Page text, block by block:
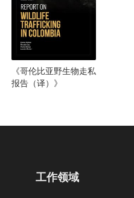
《哥伦比亚野生物走私
报告（译）》
工作领域